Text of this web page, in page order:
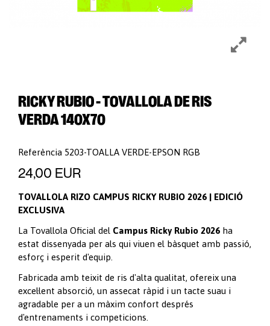
RICKY RUBIO - TOVALLOLA DE RIS
VERDA 140X70
Referència 5203-TOALLA VERDE-EPSON RGB
24,00 EUR
TOVALLOLA RIZO CAMPUS RICKY RUBIO 2026 | EDICIÓ
EXCLUSIVA
La Tovallola Oficial del Campus Ricky Rubio 2026 ha
estat dissenyada per als qui viuen el bàsquet amb passió,
esforç i esperit d'equip.
Fabricada amb teixit de ris d'alta qualitat, ofereix una
excel·lent absorció, un assecat ràpid i un tacte suau i
agradable per a un màxim confort després
d'entrenaments i competicions.